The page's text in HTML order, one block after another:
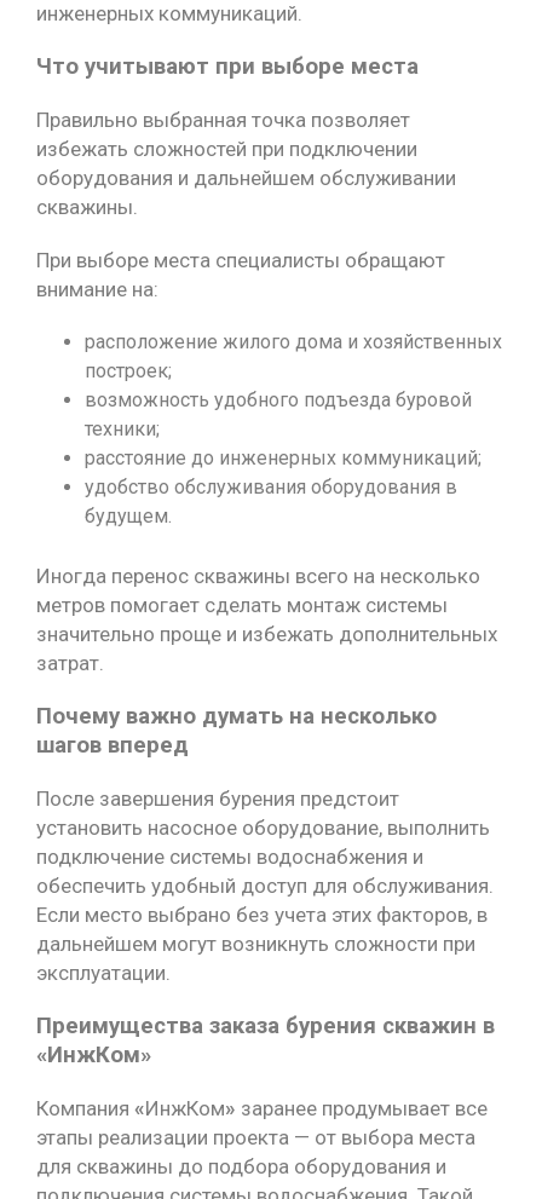
инженерных коммуникаций.
Что учитывают при выборе места
Правильно выбранная точка позволяет
избежать сложностей при подключении
оборудования и дальнейшем обслуживании
скважины.
При выборе места специалисты обращают
внимание на:
расположение жилого дома и хозяйственных
построек;
возможность удобного подъезда буровой
техники;
расстояние до инженерных коммуникаций;
удобство обслуживания оборудования в
будущем.
Иногда перенос скважины всего на несколько
метров помогает сделать монтаж системы
значительно проще и избежать дополнительных
затрат.
Почему важно думать на несколько
шагов вперед
После завершения бурения предстоит
установить насосное оборудование, выполнить
подключение системы водоснабжения и
обеспечить удобный доступ для обслуживания.
Если место выбрано без учета этих факторов, в
дальнейшем могут возникнуть сложности при
эксплуатации.
Преимущества заказа бурения скважин в
«ИнжКом»
Компания «ИнжКом» заранее продумывает все
этапы реализации проекта — от выбора места
для скважины до подбора оборудования и